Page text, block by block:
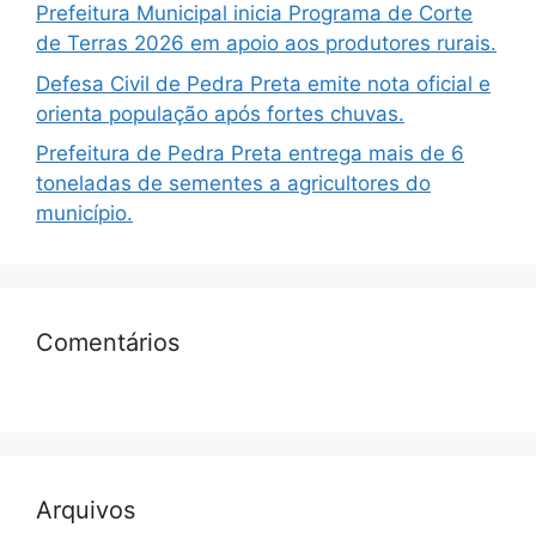
Prefeitura Municipal inicia Programa de Corte
de Terras 2026 em apoio aos produtores rurais.
Defesa Civil de Pedra Preta emite nota oficial e
orienta população após fortes chuvas.
Prefeitura de Pedra Preta entrega mais de 6
toneladas de sementes a agricultores do
município.
Comentários
Arquivos